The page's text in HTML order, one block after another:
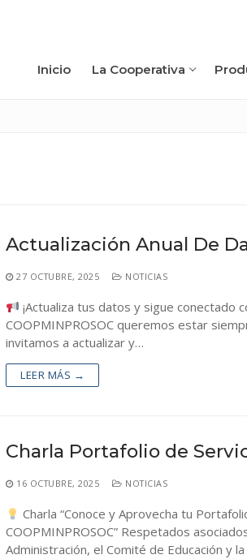
Inicio La Cooperativa
y Control
Actualización Anual De
27 OCTUBRE, 2025 NOTICIAS
¡Actualiza tus datos y sigue conectado
COOPMINPROSOC queremos estar
invitamos a actualizar y…
LEER MÁS →
Charla Portafolio de
16 OCTUBRE, 2025 NOTICIAS
Charla “Conoce y Aprovecha tu
COOPMINPROSOC” Respetados
Administración, el Comité de Educación y